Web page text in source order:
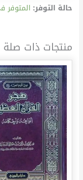
حالة التوفر: المتوفر في
منتجات ذات صلة